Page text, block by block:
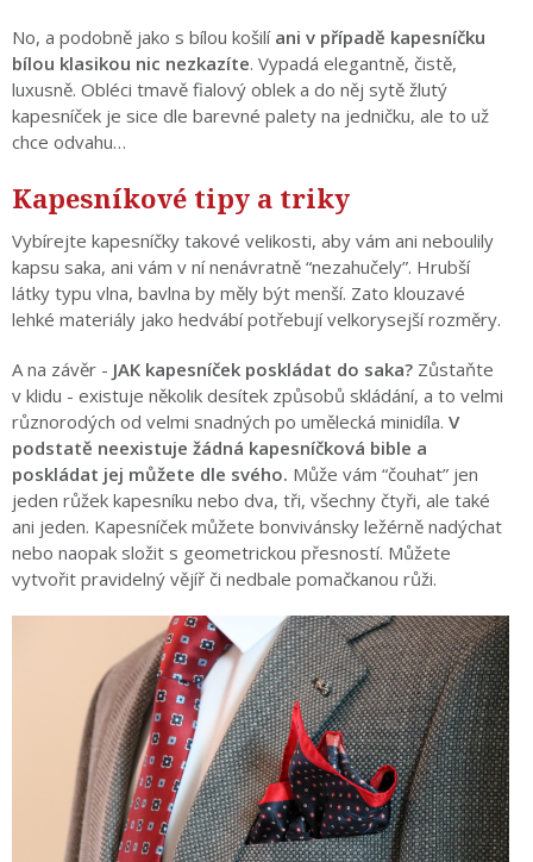
No, a podobně jako s bílou košilí ani v případě kapesníčku
bílou klasikou nic nezkazíte. Vypadá elegantně, čistě,
luxusně. Obléci tmavě fialový oblek a do něj sytě žlutý
kapesníček je sice dle barevné palety na jedničku, ale to už
chce odvahu…
Kapesníkové tipy a triky
Vybírejte kapesníčky takové velikosti, aby vám ani neboulily
kapsu saka, ani vám v ní nenávratně “nezahučely”. Hrubší
látky typu vlna, bavlna by měly být menší. Zato klouzavé
lehké materiály jako hedvábí potřebují velkorysejší rozměry.
A na závěr - JAK kapesníček poskládat do saka? Zůstaňte
v klidu - existuje několik desítek způsobů skládání, a to velmi
různorodých od velmi snadných po umělecká minidíla. V
podstatě neexistuje žádná kapesníčková bible a
poskládat jej můžete dle svého. Může vám “čouhat” jen
jeden růžek kapesníku nebo dva, tři, všechny čtyři, ale také
ani jeden. Kapesníček můžete bonvivánsky ležérně nadýchat
nebo naopak složit s geometrickou přesností. Můžete
vytvořit pravidelný vějíř či nedbale pomačkanou růži.